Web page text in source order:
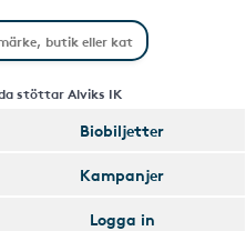
stöttar Alviks IK
Biobiljetter
Kampanjer
Logga in